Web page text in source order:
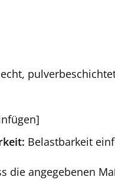
Belastbarkeit
die angegebenen